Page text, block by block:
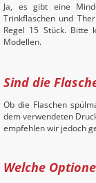
Ja, es gibt eine
Trinkflaschen und
Regel 15 Stück. Bitte
Modellen.
Sind die
Ob die Flaschen
dem verwendeten
empfehlen wir jedoch
Welche